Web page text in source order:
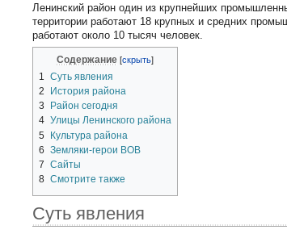
Ленинский район один из крупнейших
территории работают 18 крупных и средних
работают около 10 тысяч человек.
Содержание
1
Суть явления
2
История района
3
Район сегодня
4 Улицы Ленинского района
5 Культура района
6 Земляки-герои ВОВ
7 Сайты
8 Смотрите также
Суть явления